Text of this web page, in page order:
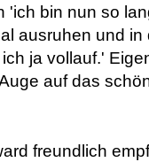
'ich bin nun so
ausruhen und in
ja vollauf.'
auf das
freundlich